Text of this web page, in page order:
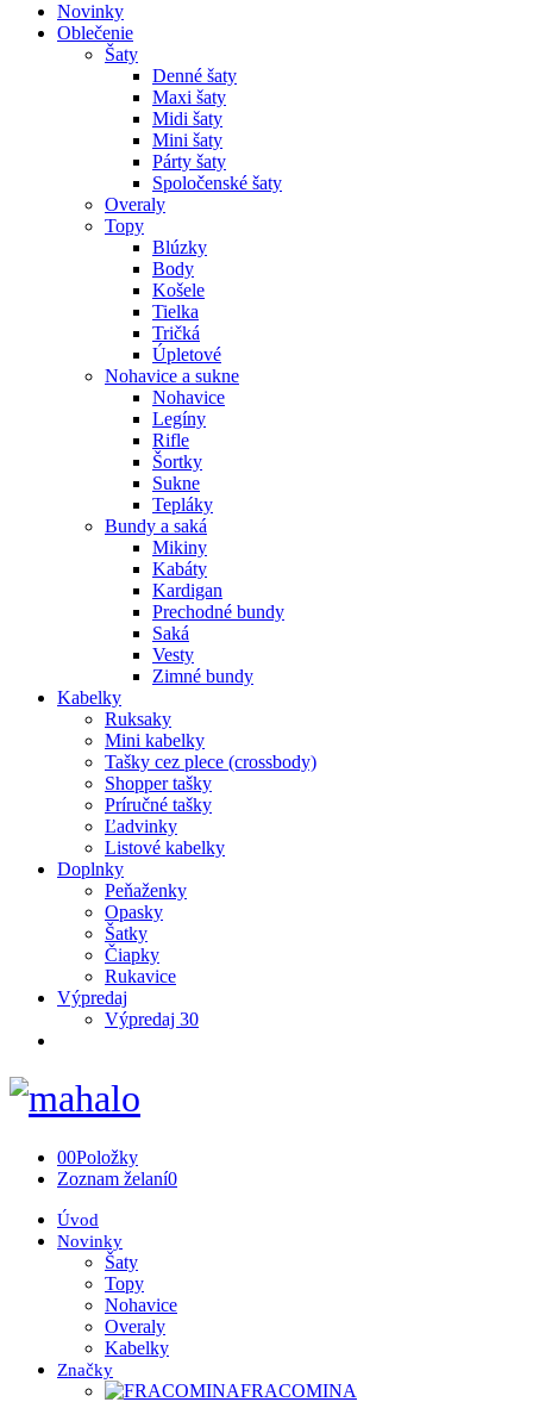
Novinky
Oblečenie
Šaty
Denné šaty
Maxi šaty
Midi šaty
Mini šaty
Párty šaty
Spoločenské šaty
Overaly
Topy
Blúzky
Body
Košele
Tielka
Tričká
Úpletové
Nohavice a sukne
Nohavice
Legíny
Rifle
Šortky
Sukne
Tepláky
Bundy a saká
Mikiny
Kabáty
Kardigan
Prechodné bundy
Saká
Vesty
Zimné bundy
Kabelky
Ruksaky
Mini kabelky
Tašky cez plece (crossbody)
Shopper tašky
Príručné tašky
Ľadvinky
Listové kabelky
Doplnky
Peňaženky
Opasky
Šatky
Čiapky
Rukavice
Výpredaj
Výpredaj 30
00Položky
Zoznam želaní0
Úvod
Novinky
Šaty
Topy
Nohavice
Overaly
Kabelky
Značky
FRACOMINA